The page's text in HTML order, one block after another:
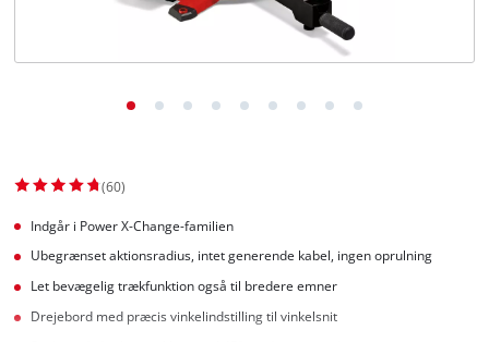
(60)
Indgår i Power X-Change-familien
Ubegrænset aktionsradius, intet generende kabel, ingen oprulning
Let bevægelig trækfunktion også til bredere emner
Drejebord med præcis vinkelindstilling til vinkelsnit